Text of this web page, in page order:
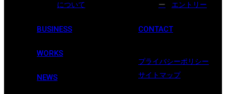
について
BUSINESS
WORKS
NEWS
エントリー
CONTACT
プライバシーポリシー
サイトマップ